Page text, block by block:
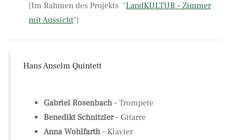
[Im Rahmen des Projekts "LandKULTUR – Zimmer
mit Aussicht"]
Hans Anselm Quintett
Gabriel Rosenbach– Trompete
Benedikt Schnitzler– Gitarre
Anna Wohlfarth– Klavier